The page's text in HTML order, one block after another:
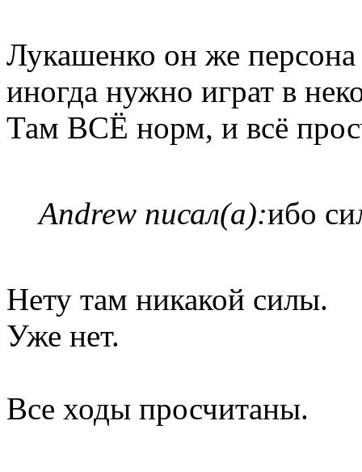
Лукашенко он же
иногда нужно играт в
Там ВСЁ норм, и всё
Andrew писал(а):ибо
Нету там никакой силы.
Уже нет.
Все ходы просчитаны.